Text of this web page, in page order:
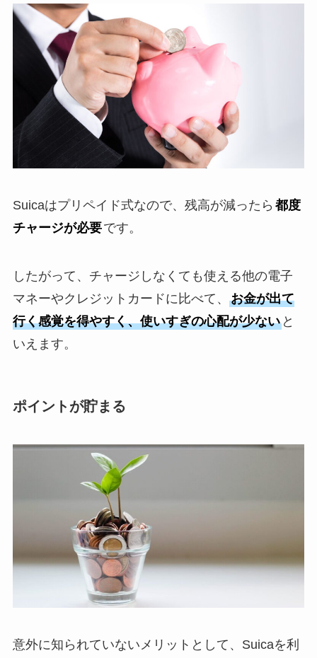
Suicaはプリペイド式なので、残高が減ったら 都度
チャージが必要です。
したがって、チャージしなくても使える他の電子
マネーやクレジットカードに比べて、 お金が出て
行く感覚を得やすく、使いすぎの心配が少ないと
いえます。
ポイントが貯まる
意外に知られていないメリットとして、Suicaを利